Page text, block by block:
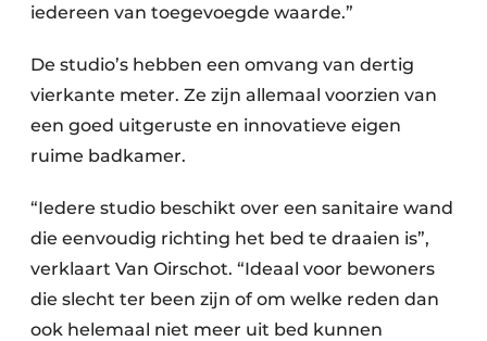
iedereen van toegevoegde waarde.”
De studio’s hebben een omvang van dertig
vierkante meter. Ze zijn allemaal voorzien van
een goed uitgeruste en innovatieve eigen
ruime badkamer.
“Iedere studio beschikt over een sanitaire wand
die eenvoudig richting het bed te draaien is”,
verklaart Van Oirschot. “Ideaal voor bewoners
die slecht ter been zijn of om welke reden dan
ook helemaal niet meer uit bed kunnen